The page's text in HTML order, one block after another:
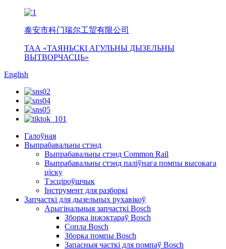
泰安市科门瑞尔工贸有限公司
ТАА «ТАЯНЬСКІ АГУЛЬНЫ ДЫЗЕЛЬНЫ
ВЫТВОРЧАСЦЬ»
English
Галоўная
Выпрабавальны стэнд
Выпрабавальны стэнд Common Rail
Выпрабавальны стэнд паліўнага помпы высокага
ціску
Тэсціроўшчык
Інструмент для разборкі
Запчасткі для дызельных рухавікоў
Арыгінальныя запчасткі Bosch
Зборка інжэктараў Bosch
Сопла Bosch
Зборка помпы Bosch
Запасныя часткі для помпаў Bosch